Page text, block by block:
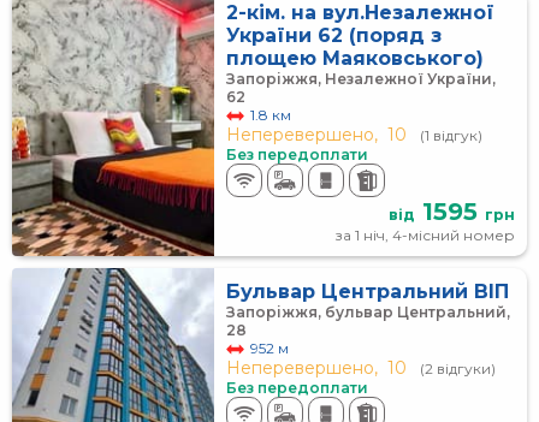
2-кім. на вул.Незалежної
України 62 (поряд з
площею Маяковського)
Запоріжжя, Незалежної України,
62
1.8 км
Неперевершено, 10
(1 відгук)
Без передоплати
від 1595 грн
за 1 ніч, 4-місний номер
Бульвар Центральний ВІП
Запоріжжя, бульвар Центральний,
28
952 м
Неперевершено, 10
(2 відгуки)
Без передоплати